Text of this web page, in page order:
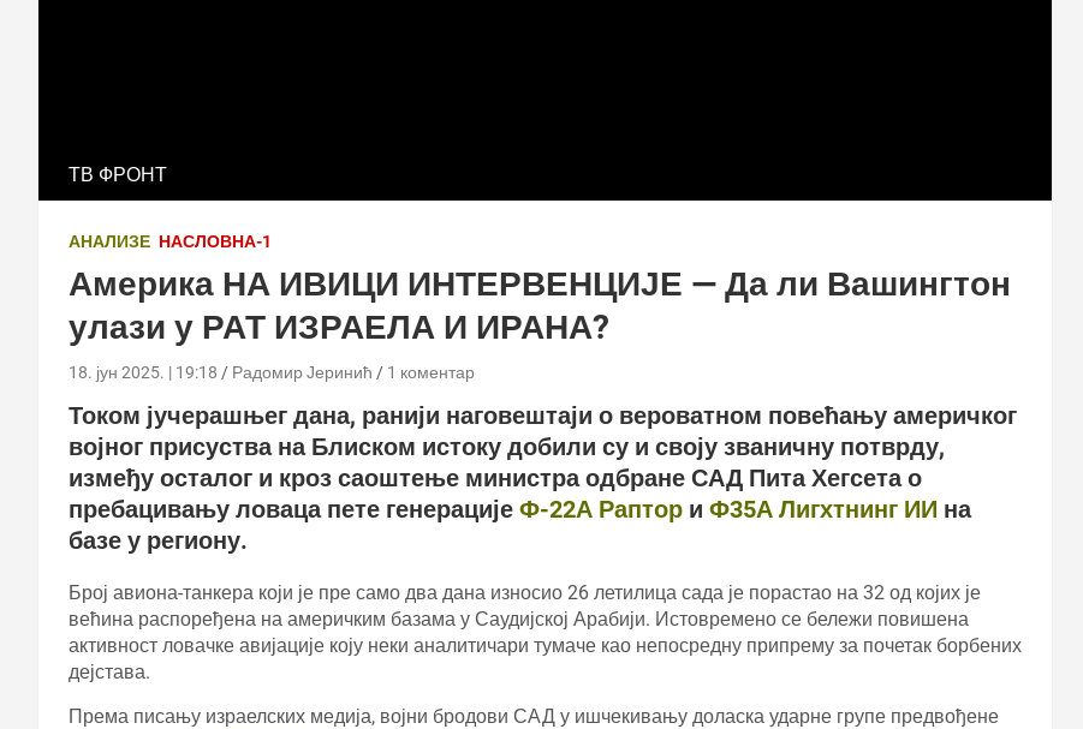
ТВ ФРОНТ
АНАЛИЗЕ НАСЛОВНА-1
Америка НА ИВИЦИ ИНТЕРВЕНЦИЈЕ — Да ли Вашингтон
улази у РАТ ИЗРАЕЛА И ИРАНА?
18. јун 2025. | 19:18 Радомир Јеринић 1 коментар
Током јучерашњег дана, ранији наговештаји о вероватном повећању америчког
војног присуства на Блиском истоку добили су и своју званичну потврду,
између осталог и кроз саоштење министра одбране САД Пита Хегсета о
пребацивању ловаца пете генерације Ф-22А Раптор и Ф35А Лигхтнинг ИИ на
базе у региону.
Број авиона-танкера који је пре само два дана износио 26 летилица сада је порастао на 32 од којих је
већина распоређена на америчким базама у Саудијској Арабији. Истовремено се бележи повишена
активност ловачке авијације коју неки аналитичари тумаче као непосредну припрему за почетак борбених
дејстава.
Према писању израелских медија, војни бродови САД у ишчекивању доласка ударне групе предвођене